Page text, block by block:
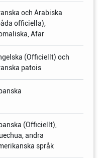
och Arabiska
officiella),
Afar
(Officiellt) och
patois
(Officiellt),
andra
språk